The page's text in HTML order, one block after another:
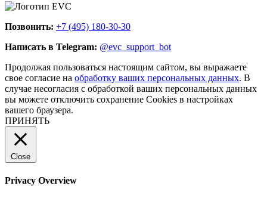
Позвонить: +7 (495) 180-30-30
Написать в Telegram: @evc_support_bot
Продолжая пользоваться настоящим сайтом, вы выражаете
свое согласие на обработку ваших персональных данных. В
случае несогласия с обработкой ваших персональных данных
вы можете отключить сохранение Cookies в настройках
вашего браузера.
ПРИНЯТЬ
Close
Privacy Overview